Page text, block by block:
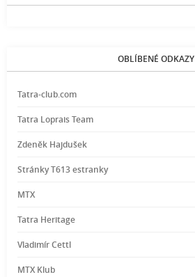
OBLÍBENÉ ODKAZY
Tatra-club.com
Tatra Loprais Team
Zdeněk Hajdušek
Stránky T613 estranky
MTX
Tatra Heritage
Vladimír Cettl
MTX Klub